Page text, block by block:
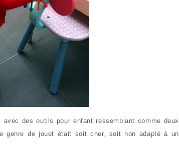
des outils pour enfant ressemblant comme deux
genre de jouet était soit cher, soit non adapté à un